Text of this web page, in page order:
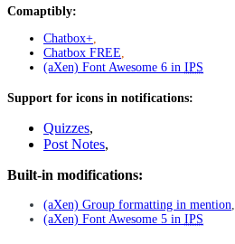
Comaptibly:
Chatbox+,
Chatbox FREE,
(aXen) Font Awesome 6 in IPS
Support for icons in notifications:
Quizzes,
Post Notes,
Built-in modifications:
(aXen) Group formatting in mention,
(aXen) Font Awesome 5 in IPS